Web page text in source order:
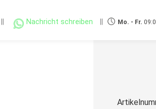
Nachricht schreiben Mo. - Fr.